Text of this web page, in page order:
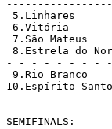
5.Linhares 		 18  8  1  9  24-25  25
6.Vitória 		 18  6  5  7  25-26  23
7.São Mateus 		 18  5  8  5  26-26  23
8.Estrela do Norte 	 18  5  7  6  24-
- - - - - - - -
SEMIFINALS: